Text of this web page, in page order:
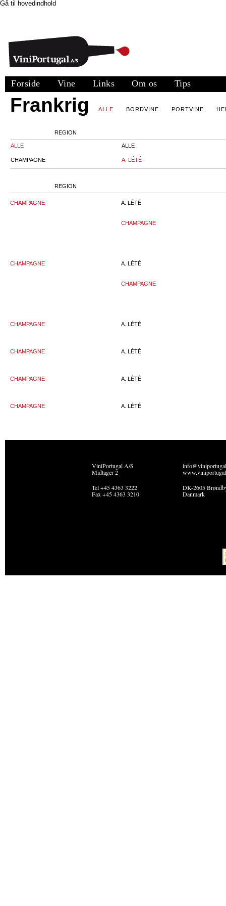
Gå til hovedindhold
Forside Vine Links Om os Tips
Frankrig ALLE BORDVINE PORTVINE
REGION
ALLE
CHAMPAGNE
ALLE
A. LÉTÉ
REGION
CHAMPAGNE A. LÉTÉ
CHAMPAGNE
CHAMPAGNE A. LÉTÉ
CHAMPAGNE
CHAMPAGNE A. LÉTÉ
CHAMPAGNE A. LÉTÉ
CHAMPAGNE A. LÉTÉ
CHAMPAGNE A. LÉTÉ
ViniPortugal A/S
Midtager 2
Tel +45 4363 3222
Fax +45 4363 3210
DK-2605
Danmark